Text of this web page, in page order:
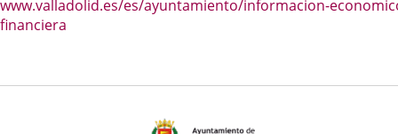
aplicaciónaplicación
www.valladolid.es/es/ayuntamiento/informacion-
financiera